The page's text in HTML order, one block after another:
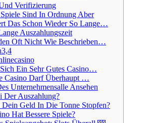
Verifizierung
Sind In Ordnung Aber
Das Schon Wieder So Lange…
Auszahlungszeit
Oft Nicht Wie Beschrieben…
Ein Sehr Gutes Casino…
Casino Darf Überhaupt …
Unternehmensalle Ansehen
Der Auszahlung?
Geld In Die Tonne Stopfen?
Hat Bessere Spiele?